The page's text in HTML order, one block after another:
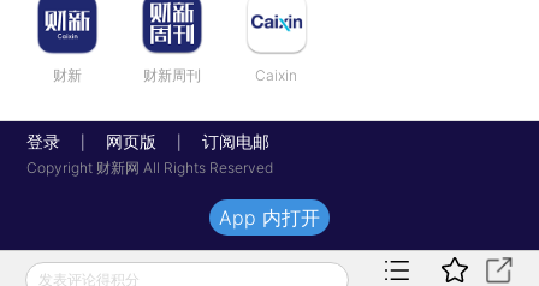
财新 财新周刊 Caixin
登录 网页版 订阅电邮
Copyright 财新网 All Rights Reserved
发表评论得积分
App 内打开